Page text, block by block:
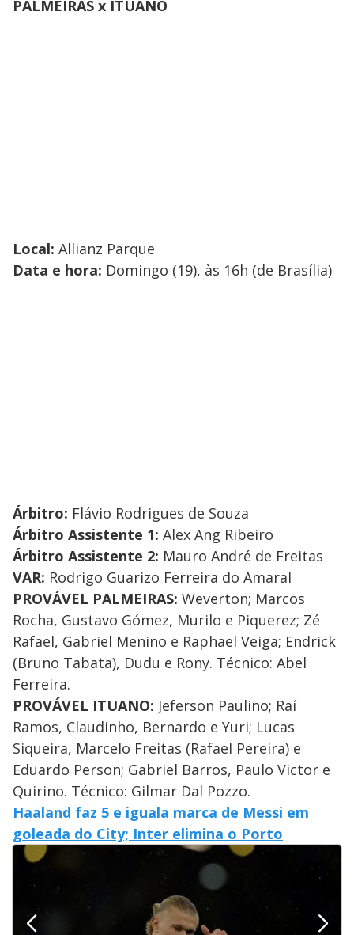
PALMEIRAS x ITUANO
Local: Allianz Parque
Data e hora: Domingo (19), às 16h (de Brasília)
Árbitro: Flávio Rodrigues de Souza
Árbitro Assistente 1: Alex Ang Ribeiro
Árbitro Assistente 2: Mauro André de Freitas
VAR: Rodrigo Guarizo Ferreira do Amaral
PROVÁVEL PALMEIRAS: Weverton; Marcos
Rocha, Gustavo Gómez, Murilo e Piquerez; Zé
Rafael, Gabriel Menino e Raphael Veiga; Endrick
(Bruno Tabata), Dudu e Rony. Técnico: Abel
Ferreira.
PROVÁVEL ITUANO: Jeferson Paulino; Raí
Ramos, Claudinho, Bernardo e Yuri; Lucas
Siqueira, Marcelo Freitas (Rafael Pereira) e
Eduardo Person; Gabriel Barros, Paulo Victor e
Quirino. Técnico: Gilmar Dal Pozzo.
Haaland faz 5 e iguala marca de Messi em
goleada do City; Inter elimina o Porto